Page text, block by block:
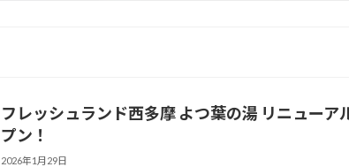
フレッシュランド西多摩 よつ葉の湯 リニューア
プン！
2026年1月29日